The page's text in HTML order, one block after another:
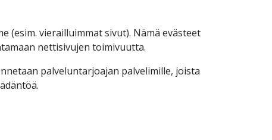
(esim. vierailluimmat sivut). Nämä evästeet
nettisivujen toimivuutta.
palveluntarjoajan palvelimille, joista